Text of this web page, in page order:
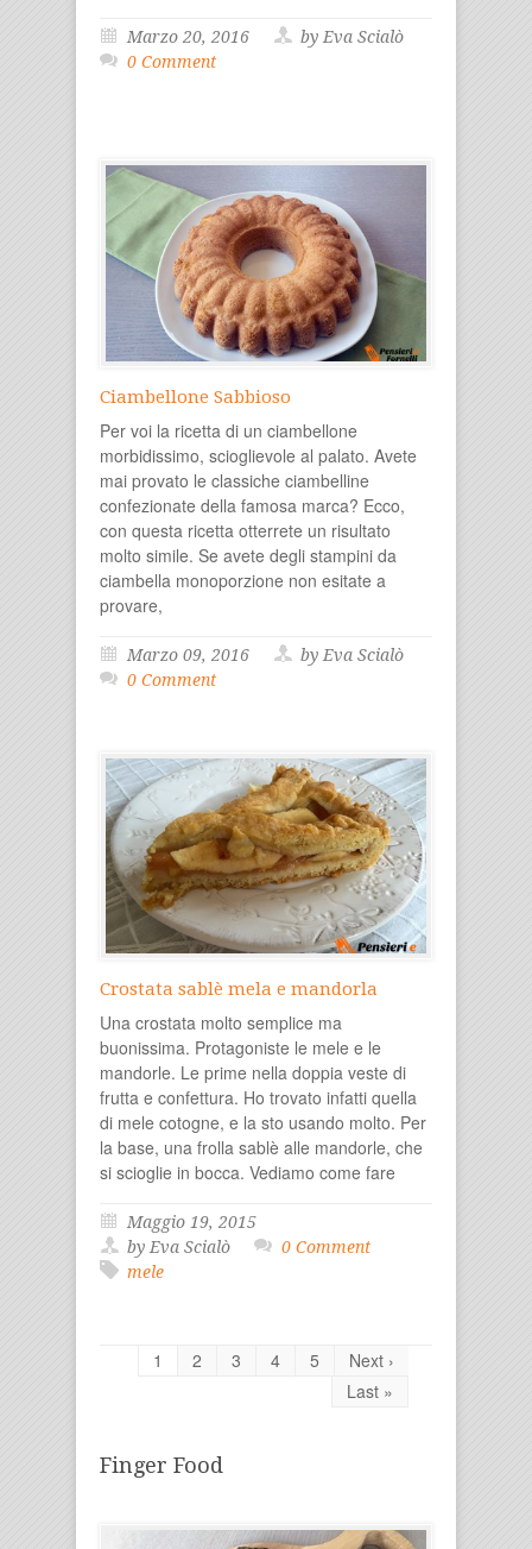
Marzo 20, 2016
by Eva Scialò
0 Comment
Ciambellone Sabbioso
Per voi la ricetta di un ciambellone
morbidissimo, scioglievole al palato. Avete
mai provato le classiche ciambelline
confezionate della famosa marca? Ecco,
con questa ricetta otterrete un risultato
molto simile. Se avete degli stampini da
ciambella monoporzione non esitate a
provare,
Marzo 09, 2016
by Eva Scialò
0 Comment
Crostata sablè mela e mandorla
Una crostata molto semplice ma
buonissima. Protagoniste le mele e le
mandorle. Le prime nella doppia veste di
frutta e confettura. Ho trovato infatti quella
di mele cotogne, e la sto usando molto. Per
la base, una frolla sablè alle mandorle, che
si scioglie in bocca. Vediamo come fare
Maggio 19, 2015
by Eva Scialò
0 Comment
mele
1 2 3 4 5
Next ›
Last »
Finger Food